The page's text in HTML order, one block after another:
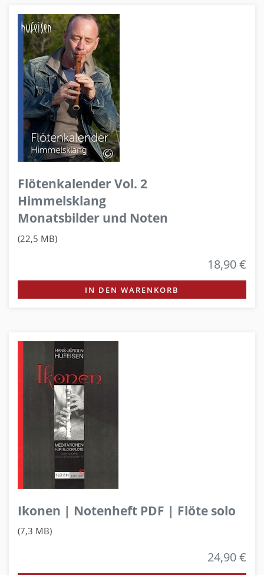
Flötenkalender Vol. 2
Himmelsklang
Monatsbilder und Noten
(22,5 MB)
18,90 €
IN DEN WARENKORB
Ikonen | Notenheft PDF | Flöte solo
(7,3 MB)
24,90 €